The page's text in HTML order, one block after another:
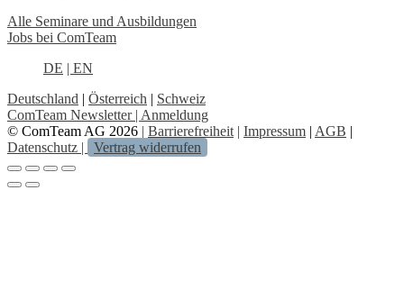
Alle Seminare und Ausbildungen
Jobs bei ComTeam
DE | EN
Deutschland | Österreich | Schweiz
ComTeam Newsletter | Anmeldung
© ComTeam AG 2026 | Barrierefreiheit | Impressum | AGB |
Datenschutz |
Vertrag widerrufen